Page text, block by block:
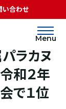
い合わせ
Menu
アスリート辰己博実
ラカヌ
和２年
で１位